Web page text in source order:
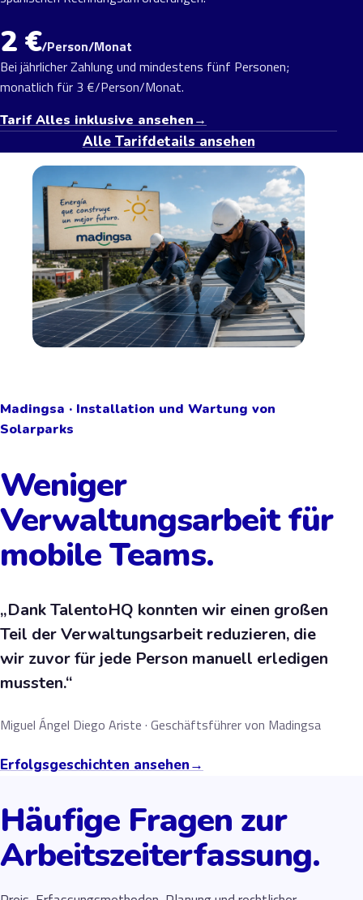
2 €/Person/Monat
Bei jährlicher Zahlung und mindestens fünf Personen;
monatlich für 3 €/Person/Monat.
Tarif Alles inklusive ansehen→
Alle Tarifdetails ansehen
Madingsa · Installation und Wartung von
Solarparks
Weniger
Verwaltungsarbeit für
mobile Teams.
„Dank TalentoHQ konnten wir einen großen
Teil der Verwaltungsarbeit reduzieren, die
wir zuvor für jede Person manuell erledigen
mussten.“
Miguel Ángel Diego Ariste · Geschäftsführer von Madingsa
Erfolgsgeschichten ansehen→
Häufige Fragen zur
Arbeitszeiterfassung.